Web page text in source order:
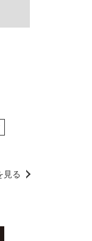
見る